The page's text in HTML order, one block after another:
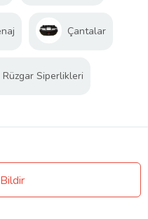
Çantalar
Rüzgar Siperlikleri